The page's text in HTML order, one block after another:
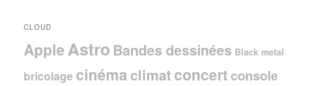
CLOUD
Apple AstroBandes dessinées Black metal
bricolage cinéma climat concertconsole